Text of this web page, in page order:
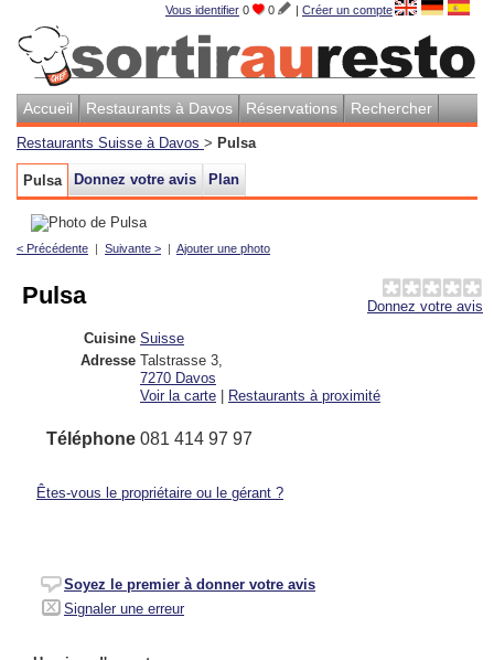
Vous identifier 0 0 | Créer un compte
Accueil Restaurants à Davos Réservations Rechercher
Restaurants Suisse à Davos > Pulsa
Pulsa Donnez votre avis Plan
< Précédente | Suivante > | Ajouter une photo
Donnez votre avis
Pulsa
Cuisine Suisse
Adresse Talstrasse 3
7270 Davos
Voir la carte
Restaurants à proximité
Téléphone 081 414 97 97
Êtes-vous le propriétaire ou le gérant ?
Soyez le premier à donner votre avis
Signaler une erreur